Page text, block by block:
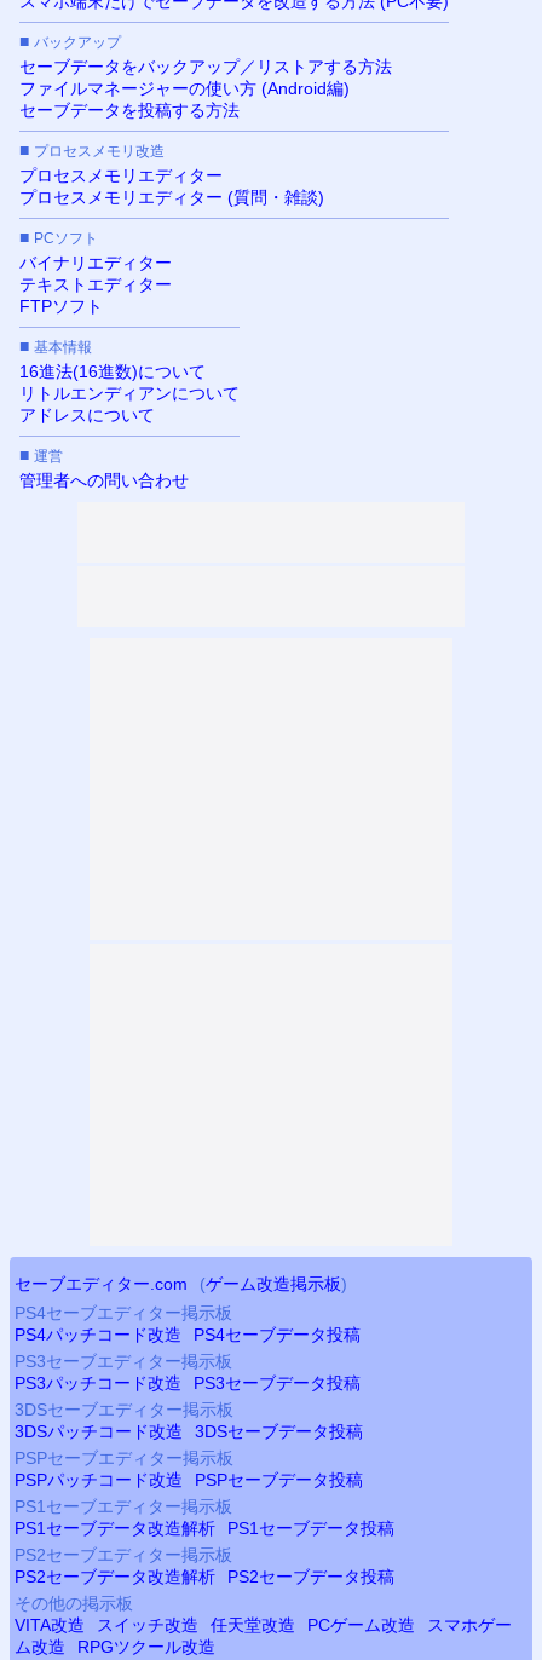
■ バックアップ
セーブデータをバックアップ／リストアする方法
ファイルマネージャーの使い方 (Android編)
セーブデータを投稿する方法
■ プロセスメモリ改造
プロセスメモリエディター
プロセスメモリエディター (質問・雑談)
■ PCソフト
バイナリエディター
テキストエディター
FTPソフト
■ 基本情報
16進法(16進数)について
リトルエンディアンについて
アドレスについて
■ 運営
管理者への問い合わせ
セーブエディター.com (ゲーム改造掲示板)
PS4セーブエディター掲示板
PS4パッチコード改造 PS4セーブデータ投稿
PS3セーブエディター掲示板
PS3パッチコード改造 PS3セーブデータ投稿
3DSセーブエディター掲示板
3DSパッチコード改造
3DSセーブデータ投稿
PSPセーブエディター掲示板
PSPパッチコード改造 PSPセーブデータ投稿
PS1セーブエディター掲示板
PS1セーブデータ改造解析 PS1セーブデータ投稿
PS2セーブエディター掲示板
PS2セーブデータ改造解析 PS2セーブデータ投稿
その他の掲示板
VITA改造
スイッチ改造 任天堂改造 PCゲーム改造
スマホゲー
ム改造
RPGツクール改造